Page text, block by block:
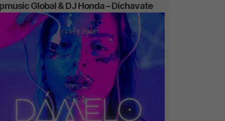
Global & DJ Honda – Dichavate